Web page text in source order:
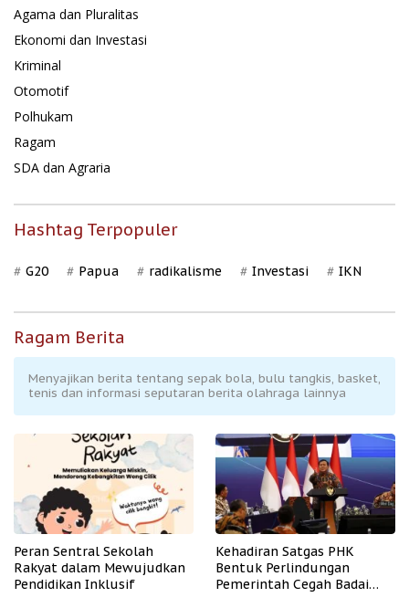
Agama dan Pluralitas
Ekonomi dan Investasi
Kriminal
Otomotif
Polhukam
Ragam
SDA dan Agraria
Hashtag Terpopuler
G20 Papua radikalisme Investasi IKN
Ragam Berita
Menyajikan berita tentang sepak bola, bulu tangkis, basket,
tenis dan informasi seputaran berita olahraga lainnya
Peran Sentral Sekolah
Rakyat dalam Mewujudkan
Pendidikan Inklusif
Kehadiran Satgas PHK
Bentuk Perlindungan
Pemerintah Cegah Badai